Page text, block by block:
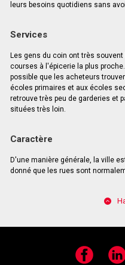
leurs besoins quotidiens sans
Services
Les gens du coin ont très
courses à l'épicerie la plus
possible que les acheteurs
écoles primaires et aux écoles
retrouve très peu de garderies et
situées très loin.
Caractère
D'une manière générale, la ville
donné que les rues sont
Facebook